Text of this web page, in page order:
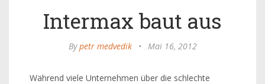
Intermax baut aus
Bypetr medvedik • Mai 16, 2012
Während viele Unternehmen über die schlechte